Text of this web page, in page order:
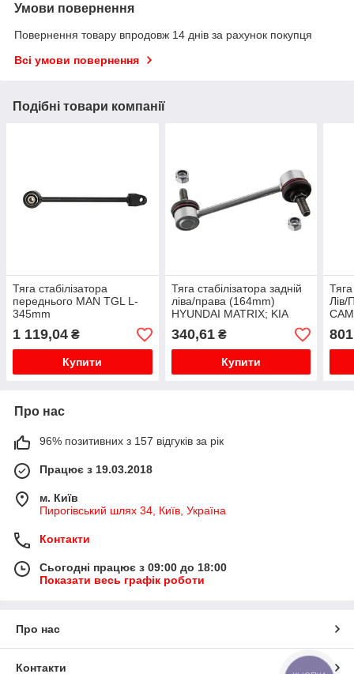
Умови повернення
Повернення товару впродовж 14 днів за рахунок покупця
Всі умови повернення
Подібні товари компанії
Тяга стабілізатора
переднього MAN TGL L-
345mm
1 119,04 ₴
Купити
Тяга стабілізатора задній
ліва/права (164mm)
HYUNDAI MATRIX; KIA
CERATO 1.5D-2.0D 06.01-
340,61₴
Купити
Лів/
Про нас
96% позитивних з 157 відгуків за рік
Працює з 19.03.2018
м. Київ
Пирогівський шлях 34, Київ, Україна
Контакти
Сьогодні працює з 09:00 до 18:00
Показати весь графік роботи
Про нас
Контакти